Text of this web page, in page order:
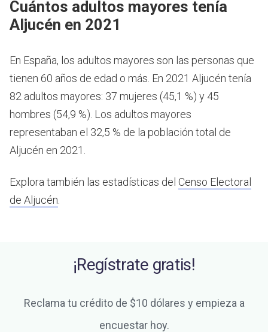
Cuántos adultos mayores tenía
Aljucén en 2021
En España, los adultos mayores son las personas que
tienen 60 años de edad o más. En 2021 Aljucén tenía
82 adultos mayores: 37 mujeres (45,1 %) y 45
hombres (54,9 %). Los adultos mayores
representaban el 32,5 % de la población total de
Aljucén en 2021.
Explora también las estadísticas del Censo Electoral
de Aljucén
¡Regístrate gratis!
Reclama tu crédito de $10 dólares y empieza a
encuestar hoy.